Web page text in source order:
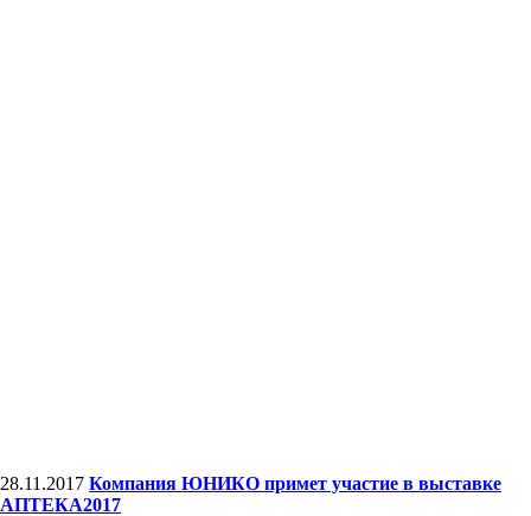
28.11.2017 Компания ЮНИКО примет участие в выставке
АПТЕКА2017